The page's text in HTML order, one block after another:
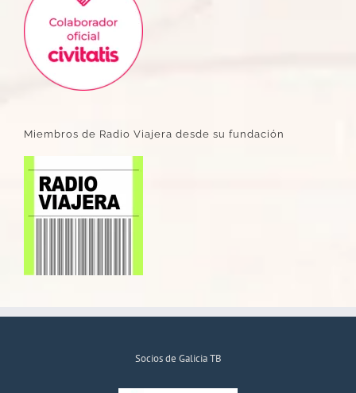
Miembros de Radio Viajera desde su fundación
Socios de Galicia TB